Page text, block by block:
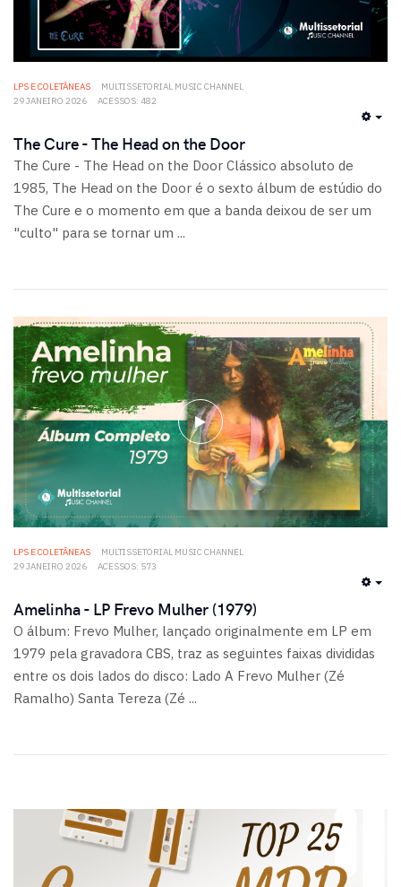
LPS E COLETÂNEAS
MULTISSETORIAL MUSIC CHANNEL
29 JANEIRO 2026
ACESSOS: 482
The Cure - The Head on the Door
The Cure - The Head on the Door Clássico absoluto de
1985, The Head on the Door é o sexto álbum de estúdio do
The Cure e o momento em que a banda deixou de ser um
"culto" para se tornar um ...
LPS E COLETÂNEAS
MULTISSETORIAL MUSIC CHANNEL
29 JANEIRO 2026
ACESSOS: 573
Amelinha - LP Frevo Mulher (1979)
O álbum: Frevo Mulher, lançado originalmente em LP em
1979 pela gravadora CBS, traz as seguintes faixas divididas
entre os dois lados do disco: Lado A Frevo Mulher (Zé
Ramalho) Santa Tereza (Zé ...